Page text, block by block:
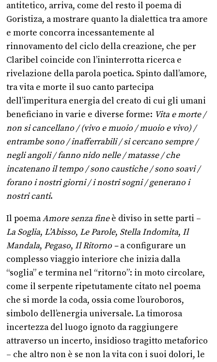
antitetico, arriva, come del resto il poema di
Goristiza, a mostrare quanto la dialettica tra amore
e morte concorra incessantemente al
rinnovamento del ciclo della creazione, che per
Claribel coincide con l’ininterrotta ricerca e
rivelazione della parola poetica. Spinto dall’amore,
tra vita e morte il suo canto partecipa
dell’imperitura energia del creato di cui gli umani
beneficiano in varie e diverse forme: Vita e morte /
non si cancellano / (vivo e muoio / muoio e vivo) /
entrambe sono / inafferrabili / si cercano sempre /
negli angoli / fanno nido nelle / matasse / che
incatenano il tempo / sono caustiche / sono soavi /
forano i nostri giorni / i nostri sogni / generano i
nostri canti.
Il poemaAmore senza fineè diviso in sette parti –
La Soglia, L’Abisso, Le Parole, Stella Indomita, Il
Mandala, Pegaso, Il Ritorno –a configurare un
complesso viaggio interiore che inizia dalla
“soglia” e termina nel “ritorno”: in moto circolare,
come il serpente ripetutamente citato nel poema
che si morde la coda, ossia come l’ouroboros,
simbolo dell’energia universale. La timorosa
incertezza del luogo ignoto da raggiungere
attraverso un incerto, insidioso tragitto metaforico
– che altro non è se non la vita con i suoi dolori, le